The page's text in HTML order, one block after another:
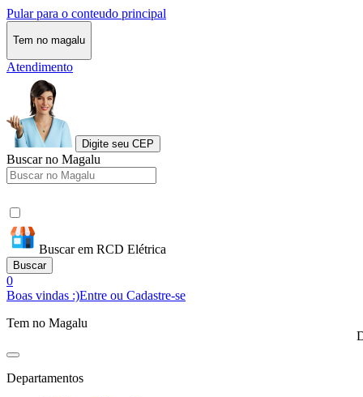
Pular para o conteudo principal
Tem no magalu
Atendimento
Digite seu CEP
Buscar no Magalu
Buscar em RCD Elétrica
Buscar
0
Boas vindas :)Entre ou Cadastre-se
Tem no Magalu
Departamentos